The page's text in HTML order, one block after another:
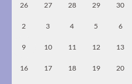
26 27 28 29 30
2 3 4 5 6
9 10 11 12 13
16 17 18 19 20